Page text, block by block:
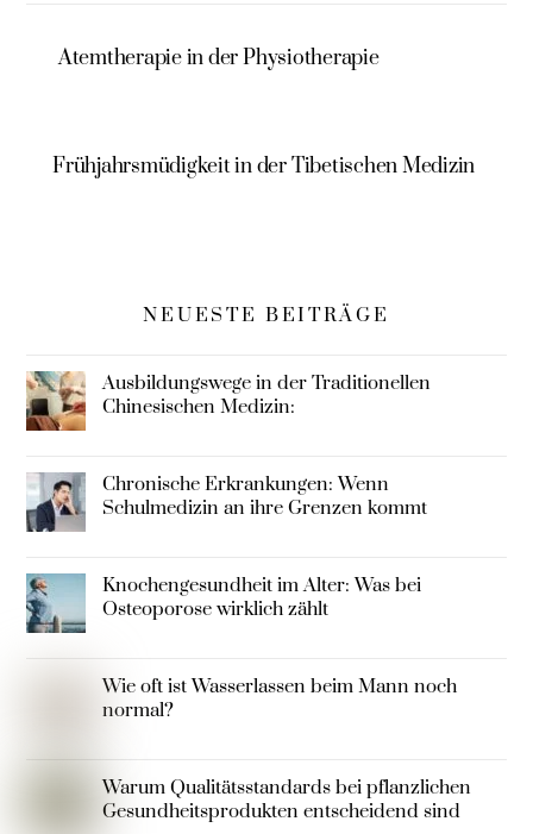
Physiotherap
eutAtemtherapie in der Physiotherapie
Frühjahrsmüdigkeit in der Tibetischen Medizin
NEUESTE BEITRÄGE
Ausbildungswege in der Traditionellen
Chinesischen Medizin:
Chronische Erkrankungen: Wenn
Schulmedizin an ihre Grenzen kommt
Knochengesundheit im Alter: Was bei
Osteoporose wirklich zählt
Wie oft ist Wasserlassen beim Mann noch
normal?
Warum Qualitätsstandards bei pflanzlichen
Gesundheitsprodukten entscheidend sind